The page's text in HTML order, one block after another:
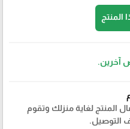
المنتج
آخرين.
المنتج لغاية منزلك وتقوم
التوصيل.